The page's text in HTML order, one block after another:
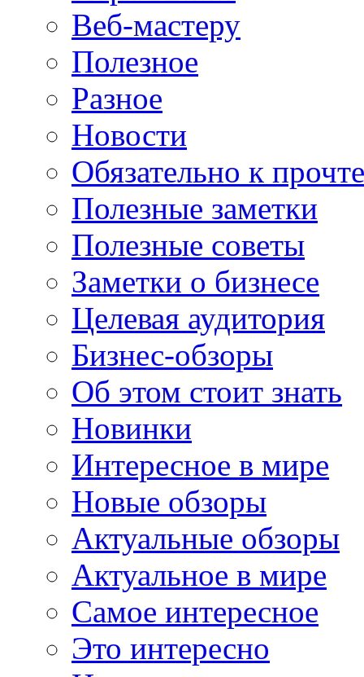
Веб-мастеру
Полезное
Разное
Новости
Обязательно к
Полезные заметки
Полезные советы
Заметки о бизнесе
Целевая аудитория
Бизнес-обзоры
Об этом стоит знать
Новинки
Интересное в мире
Новые обзоры
Актуальные обзоры
Актуальное в мире
Самое интересное
Это интересно